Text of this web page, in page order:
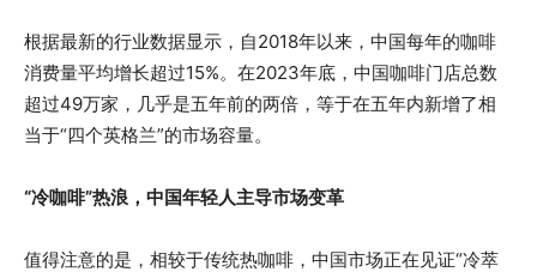
根据最新的行业数据显示，自2018年以来，中国每年的咖啡
消费量平均增长超过15%。在2023年底，中国咖啡门店总数
超过49万家，几乎是五年前的两倍，等于在五年内新增了相
当于“四个英格兰”的市场容量。
“冷咖啡”热浪，中国年轻人主导市场变革
值得注意的是，相较于传统热咖啡，中国市场正在见证“冷萃